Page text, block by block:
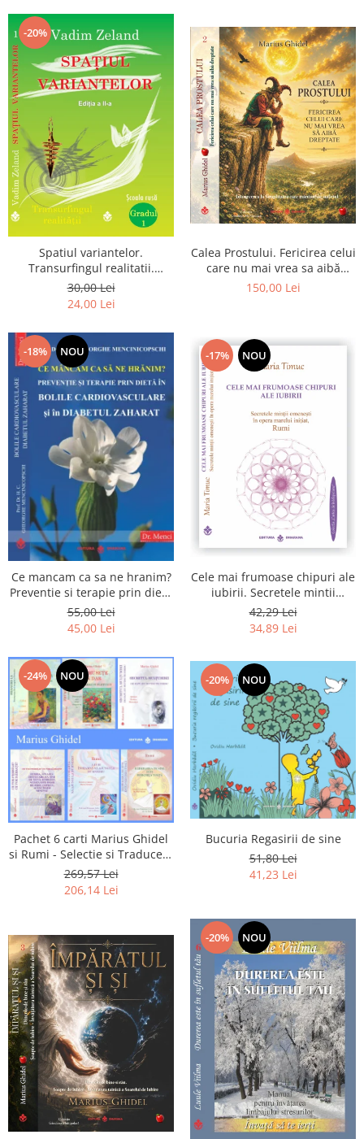
-20%
Spatiul variantelor.
Transurfingul realitatii.
Gradul 1. Cum sa ne
dezvoltam intuitia si sa ne
30,00 Lei
24,00 Lei
Calea Prostului. Fericirea celui
care nu mai vrea sa aibă
dreptate - Intoarcerea la
150,00 Lei
-18% NOU
Ce mancam ca sa ne hranim?
Preventie si terapie prin dieta
in bolile cardiovasculare si in
diabetul zaharat
55,00 Lei
45,00 Lei
-17% NOU
Cele mai frumoase chipuri ale
iubirii. Secretele mintii
omenesti in opera marelui
initiat, Rumi
42,29 Lei
34,89 Lei
-24% NOU
Pachet 6 carti Marius Ghidel
si Rumi - Selectie si Traducere
de Marius Ghidel
269,57 Lei
206,14 Lei
-20% NOU
Bucuria Regasirii de sine
51,80 Lei
41,23 Lei
-20% NOU